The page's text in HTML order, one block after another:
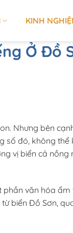
KINH
Ở Đồ
Nhưng bên
số đó, không thể
vị biển cả nồng
văn hóa ẩm
biển Đồ Sơn,